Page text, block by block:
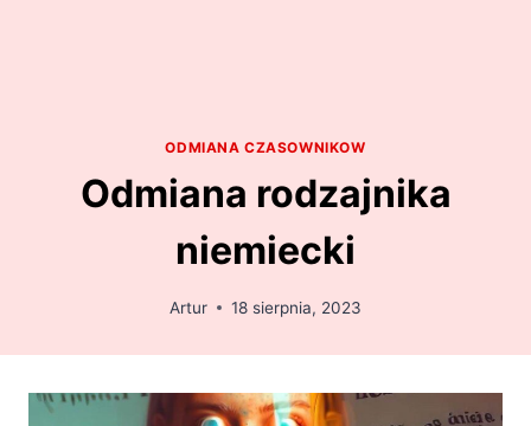
ODMIANA CZASOWNIKOW
Odmiana rodzajnika
niemiecki
Artur 18 sierpnia, 2023